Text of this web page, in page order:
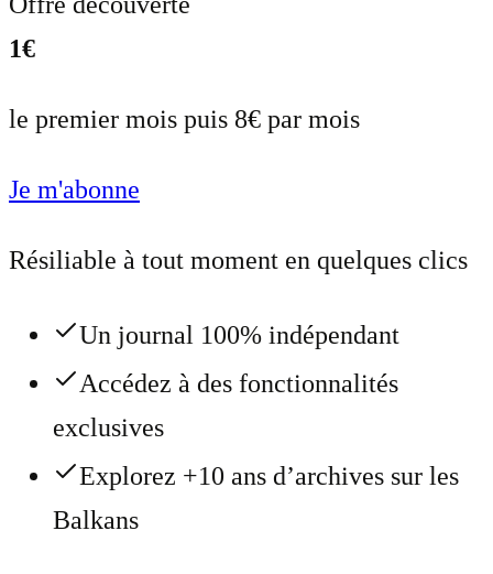
1€
le premier mois puis 8€ par mois
Je m'abonne
Résiliable à tout moment en quelques clics
Un journal 100% indépendant
Accédez à des fonctionnalités
exclusives
Explorez +10 ans d’archives sur les
Balkans